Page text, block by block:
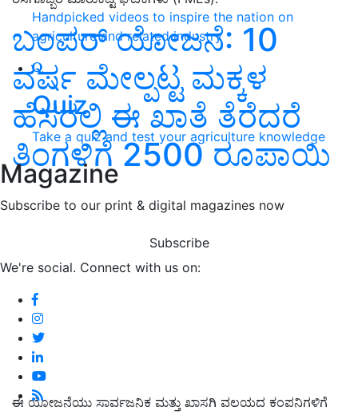
Handpicked videos to inspire the nation on
agriculture and related industry
Quiz
Take a quiz and test your agriculture knowledge
Magazine
Subscribe to our print & digital magazines now
Subscribe
We're social. Connect with us on:
ಬಂಪರ್‌ ಯೋಜನೆ: 10
ವರ್ಷ ಮೇಲ್ಪಟ್ಟ ಮಕ್ಕಳ
ಹೆಸರಲ್ಲಿ ಈ ಖಾತೆ ತೆರೆದರೆ
ತಿಂಗಳಿಗೆ 2500 ರೂಪಾಯಿ
ಈ ಯೋಜನೆಯು ಸಾರ್ವಜನಿಕ ಮತ್ತು ಖಾಸಗಿ ವಲಯದ ಕಂಪನಿಗಳಿಗೆ